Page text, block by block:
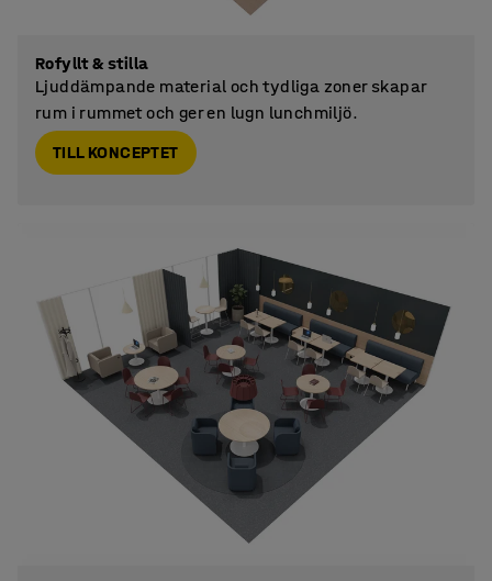
Rofyllt & stilla
Ljuddämpande material och tydliga zoner skapar
rum i rummet och ger en lugn lunchmiljö.
TILL KONCEPTET